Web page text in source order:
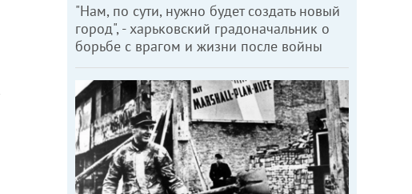
"Нам, по сути, нужно будет создать новый
город", - харьковский градоначальник о
борьбе с врагом и жизни после войны